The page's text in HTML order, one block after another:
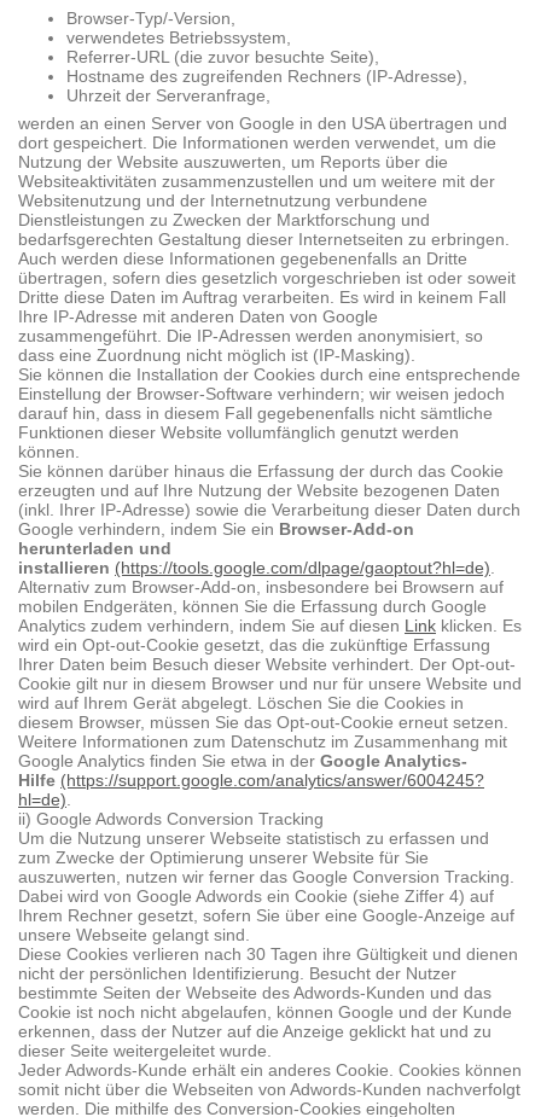
Browser-Typ/-Version,
verwendetes Betriebssystem,
Referrer-URL (die zuvor besuchte Seite),
Hostname des zugreifenden Rechners (IP-Adresse),
Uhrzeit der Serveranfrage,
werden an einen Server von Google in den USA übertragen und
dort gespeichert. Die Informationen werden verwendet, um die
Nutzung der Website auszuwerten, um Reports über die
Websiteaktivitäten zusammenzustellen und um weitere mit der
Websitenutzung und der Internetnutzung verbundene
Dienstleistungen zu Zwecken der Marktforschung und
bedarfsgerechten Gestaltung dieser Internetseiten zu erbringen.
Auch werden diese Informationen gegebenenfalls an Dritte
übertragen, sofern dies gesetzlich vorgeschrieben ist oder soweit
Dritte diese Daten im Auftrag verarbeiten. Es wird in keinem Fall
Ihre IP-Adresse mit anderen Daten von Google
zusammengeführt. Die IP-Adressen werden anonymisiert, so
dass eine Zuordnung nicht möglich ist (IP-Masking).
Sie können die Installation der Cookies durch eine entsprechende
Einstellung der Browser-Software verhindern; wir weisen jedoch
darauf hin, dass in diesem Fall gegebenenfalls nicht sämtliche
Funktionen dieser Website vollumfänglich genutzt werden
können.
Sie können darüber hinaus die Erfassung der durch das Cookie
erzeugten und auf Ihre Nutzung der Website bezogenen Daten
(inkl. Ihrer IP-Adresse) sowie die Verarbeitung dieser Daten durch
Google verhindern, indem Sie ein Browser-Add-on
herunterladen und
installieren (https://tools.google.com/dlpage/gaoptout?hl=de).
Alternativ zum Browser-Add-on, insbesondere bei Browsern auf
mobilen Endgeräten, können Sie die Erfassung durch Google
Analytics zudem verhindern, indem Sie auf diesen Link klicken. Es
wird ein Opt-out-Cookie gesetzt, das die zukünftige Erfassung
Ihrer Daten beim Besuch dieser Website verhindert. Der Opt-out-
Cookie gilt nur in diesem Browser und nur für unsere Website und
wird auf Ihrem Gerät abgelegt. Löschen Sie die Cookies in
diesem Browser, müssen Sie das Opt-out-Cookie erneut setzen.
Weitere Informationen zum Datenschutz im Zusammenhang mit
Google Analytics finden Sie etwa in der Google Analytics-
Hilfe (https://support.google.com/analytics/answer/6004245?
hl=de).
ii) Google Adwords Conversion Tracking
Um die Nutzung unserer Webseite statistisch zu erfassen und
zum Zwecke der Optimierung unserer Website für Sie
auszuwerten, nutzen wir ferner das Google Conversion Tracking.
Dabei wird von Google Adwords ein Cookie (siehe Ziffer 4) auf
Ihrem Rechner gesetzt, sofern Sie über eine Google-Anzeige auf
unsere Webseite gelangt sind.
Diese Cookies verlieren nach 30 Tagen ihre Gültigkeit und dienen
nicht der persönlichen Identifizierung. Besucht der Nutzer
bestimmte Seiten der Webseite des Adwords-Kunden und das
Cookie ist noch nicht abgelaufen, können Google und der Kunde
erkennen, dass der Nutzer auf die Anzeige geklickt hat und zu
dieser Seite weitergeleitet wurde.
Jeder Adwords-Kunde erhält ein anderes Cookie. Cookies können
somit nicht über die Webseiten von Adwords-Kunden nachverfolgt
werden. Die mithilfe des Conversion-Cookies eingeholten